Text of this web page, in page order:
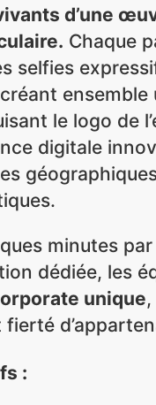
d’une
Chaque
selfies
ensemble
le logo de
digitale
minutes
dédiée, les
unique
fierté
: